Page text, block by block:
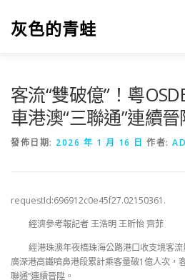
灰色的青蛙
客流“雙破億”！粵
車港澳“三聯通”連續晉
發佈日期: 2026 年 1 月 16 日 作者:
requestId:696912c0e45f27.02150361.
經濟參考報記者 王浩明 王昕怡 齊菲
經港珠澳年夜橋珠海公路港口收支境客
廣深港高鐵噴鼻港段累計乘客量破1億人次，
聯通”連續晉陞。